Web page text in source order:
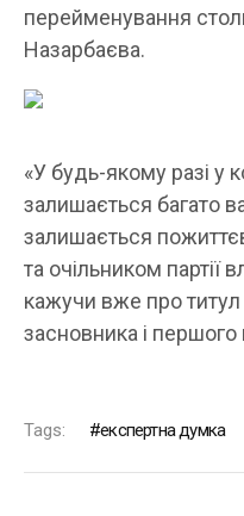
перейменування
Назарбаєва.
«У будь-якому разі у
залишається багато
залишається
та очільником партії
кажучи вже про титул
засновника і першого
Tags: експертна думка